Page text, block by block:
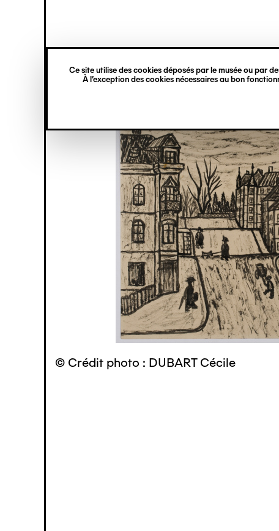
Ce site utilise des cookies déposés par le musée ou par
À l’exception des cookies nécessaires au bon
principal
verticale
© Crédit photo : DUBART Cécile